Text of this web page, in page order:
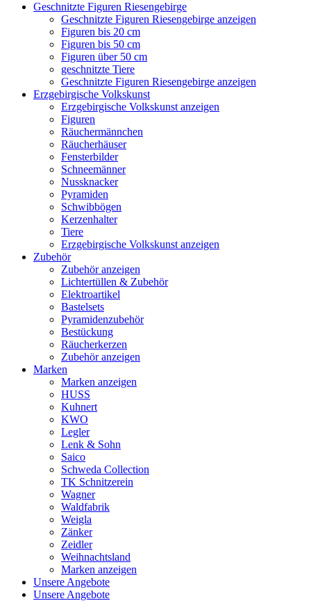
Geschnitzte Figuren Riesengebirge
Geschnitzte Figuren Riesengebirge anzeigen
Figuren bis 20 cm
Figuren bis 50 cm
Figuren über 50 cm
geschnitzte Tiere
Geschnitzte Figuren Riesengebirge anzeigen
Erzgebirgische Volkskunst
Erzgebirgische Volkskunst anzeigen
Figuren
Räuchermännchen
Räucherhäuser
Fensterbilder
Schneemänner
Nussknacker
Pyramiden
Schwibbögen
Kerzenhalter
Tiere
Erzgebirgische Volkskunst anzeigen
Zubehör
Zubehör anzeigen
Lichtertüllen & Zubehör
Elektroartikel
Bastelsets
Pyramidenzubehör
Bestückung
Räucherkerzen
Zubehör anzeigen
Marken
Marken anzeigen
HUSS
Kuhnert
KWO
Legler
Lenk & Sohn
Saico
Schweda Collection
TK Schnitzerein
Wagner
Waldfabrik
Weigla
Zänker
Zeidler
Weihnachtsland
Marken anzeigen
Unsere Angebote
Unsere Angebote